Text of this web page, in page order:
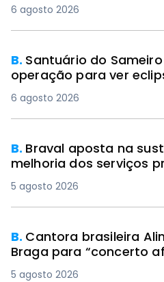
6 agosto 2026
B. Santuário do
operação para ver
6 agosto 2026
B. Braval aposta na
melhoria dos serviços
5 agosto 2026
B. Cantora brasileira
Braga para “concerto
5 agosto 2026